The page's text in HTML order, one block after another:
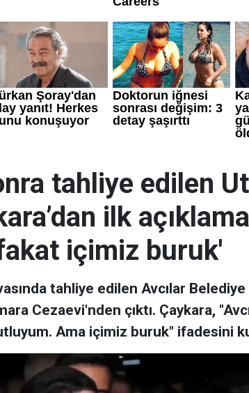
tahliye edilen
ilk
içimiz buruk'
tahliye edilen Avcılar Belediye
Cezaevi'nden çıktı. Çaykara,
Ama içimiz buruk" ifadesini